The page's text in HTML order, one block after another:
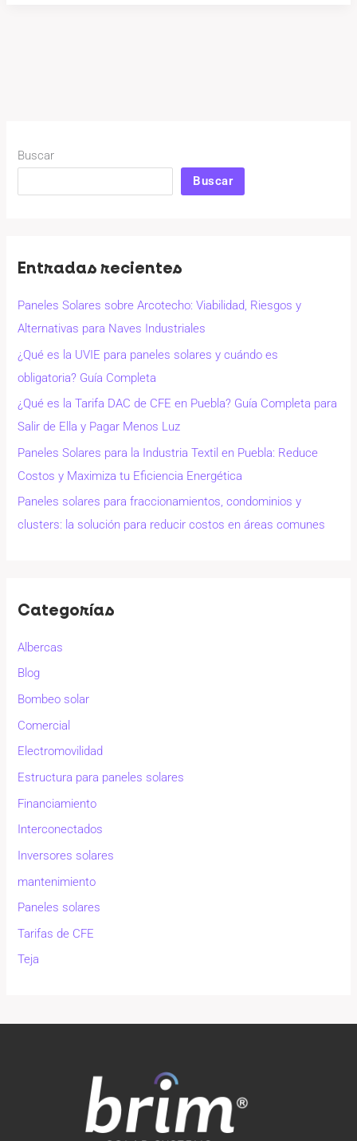
Buscar
Buscar
Entradas recientes
Paneles Solares sobre Arcotecho: Viabilidad, Riesgos y
Alternativas para Naves Industriales
¿Qué es la UVIE para paneles solares y cuándo es
obligatoria? Guía Completa
¿Qué es la Tarifa DAC de CFE en Puebla? Guía Completa para
Salir de Ella y Pagar Menos Luz
Paneles Solares para la Industria Textil en Puebla: Reduce
Costos y Maximiza tu Eficiencia Energética
Paneles solares para fraccionamientos, condominios y
clusters: la solución para reducir costos en áreas comunes
Categorías
Albercas
Blog
Bombeo solar
Comercial
Electromovilidad
Estructura para paneles solares
Financiamiento
Interconectados
Inversores solares
mantenimiento
Paneles solares
Tarifas de CFE
Teja